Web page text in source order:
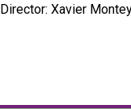
Director: Xavier